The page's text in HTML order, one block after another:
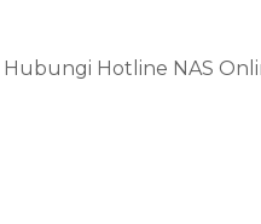
Hotline NAS